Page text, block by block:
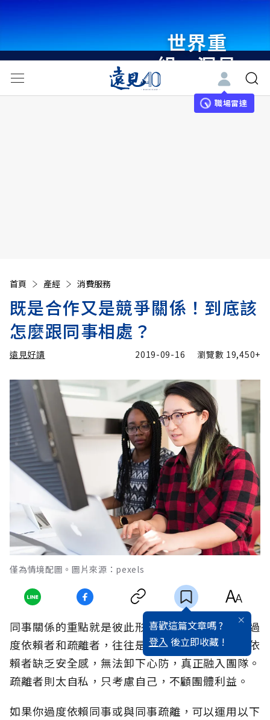
世界重
組・洞見
未來 與
世界領袖
職場雷達
首頁 產經 消費服務
既是合作又是競爭關係！到底該
怎麼跟同事相處？
遠見好讀 2019-09-16 瀏覽數 19,450+
僅為情境配圖。圖片來源：pexels
喜歡這篇文章嗎 ?
登入 後立即收藏 !
同事關係的重點就是彼此形成適度依賴，因此，過
度依賴者和疏離者，往往是不稱職的同事。過度依
賴者缺乏安全感，無法卸下心防，真正融入團隊。
疏離者則太自私，只考慮自己，不顧團體利益。
如果你過度依賴同事或與同事疏離，可以運用以下